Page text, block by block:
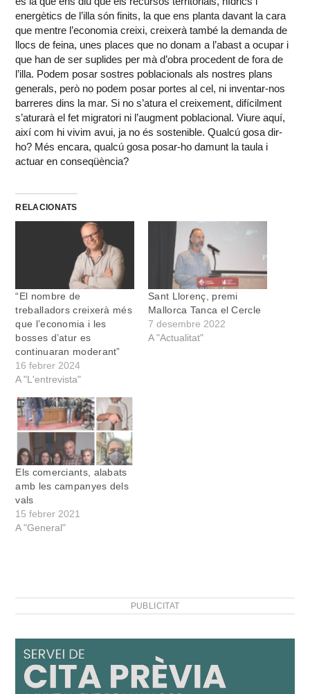
energètics de l’illa són finits, la que ens planta davant la cara
que mentre l’economia creixi, creixerà també la demanda de
llocs de feina, unes places que no donam a l’abast a ocupar i
que han de ser suplides per mà d’obra procedent de fora de
l’illa. Podem posar sostres poblacionals als nostres plans
generals, però no podem posar portes al cel, ni inventar-nos
barreres dins la mar. Si no s’atura el creixement, difícilment
s’aturarà el fet migratori ni l’augment poblacional. Viure aquí,
així com hi vivim avui, ja no és sostenible. Qualcú gosa dir-
ho? Més encara, qualcú gosa posar-ho damunt la taula i
actuar en conseqüència?
RELACIONATS
“El nombre de
treballadors creixerà més
que l’economia i les
bosses d’atur es
continuaran moderant”
16 febrer 2024
A "L'entrevista"
Sant Llorenç, premi
Mallorca Tanca el Cercle
7 desembre 2022
A "Actualitat"
Els comerciants, alabats
amb les campanyes dels
vals
15 febrer 2021
A "General"
PUBLICITAT